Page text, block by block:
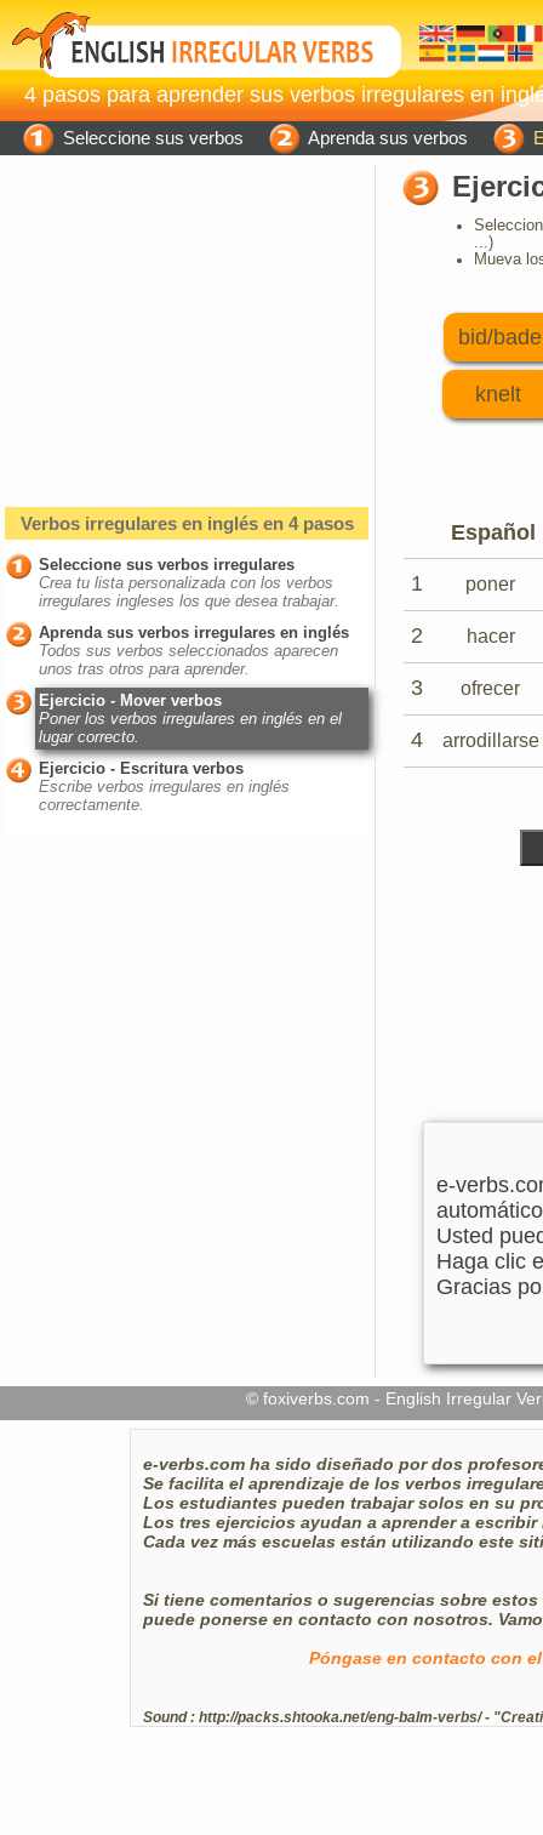
4 pasos para aprender sus verbos irregulares en
Seleccione sus verbos Aprenda sus verbos
Verbos irregulares en inglés en 4 pasos
Seleccione sus verbos irregulares
Crea tu lista personalizada con los verbos
irregulares ingleses los que desea trabajar.
Aprenda sus verbos irregulares en inglés
Todos sus verbos seleccionados aparecen
unos tras otros para aprender.
Ejercicio - Mover verbos
Poner los verbos irregulares en inglés en el
lugar correcto.
Ejercicio - Escritura verbos
Escribe verbos irregulares en inglés
correctamente.
...)
Mueva
bid/bade
knelt
Español
1 poner
2 hacer
3 ofrecer
4 arrodillarse
e-
Usted
Haga clic
Gracias
© foxiverbs.com - English Irregular
e-verbs.com ha sido diseñado por dos
Se facilita el aprendizaje de los verbos
Los estudiantes pueden trabajar solos en su
Los tres ejercicios ayudan a aprender a
Cada vez más escuelas están utilizando este
Si tiene comentarios o sugerencias sobre
puede ponerse en contacto con nosotros.
Póngase en contacto con
Sound : http://packs.shtooka.net/eng-balm-verbs/-